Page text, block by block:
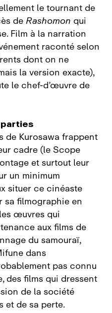
le tournant de
deRashomon qui
Film à la narration
raconté selon
dont on ne
la version exacte),
le chef‑d’œuvre de
de Kurosawa frappent
cadre (le Scope
et surtout leur
un minimum
situer ce cinéaste
sa filmographie en
œuvres qui
aux films de
du samouraï,
dans
pas connu
des films qui dressent
de la société
et de sa perte.